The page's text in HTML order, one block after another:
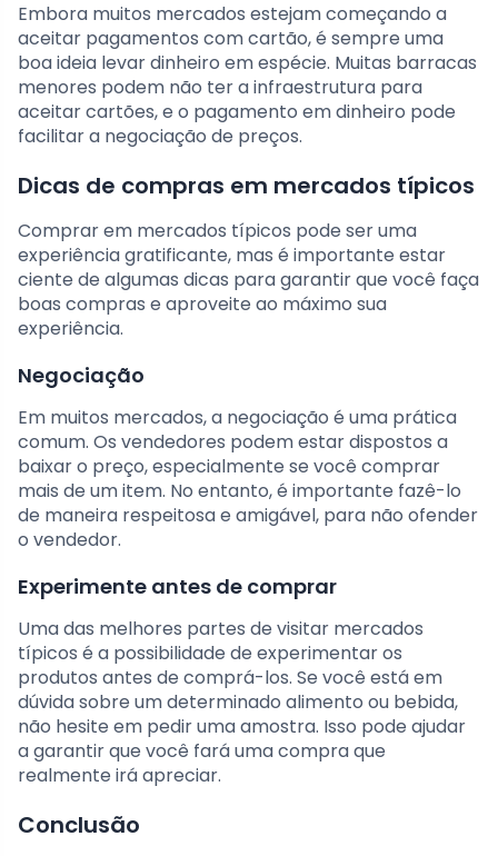
Embora muitos mercados estejam começando a
aceitar pagamentos com cartão, é sempre uma
boa ideia levar dinheiro em espécie. Muitas barracas
menores podem não ter a infraestrutura para
aceitar cartões, e o pagamento em dinheiro pode
facilitar a negociação de preços.
Dicas de compras em mercados típicos
Comprar em mercados típicos pode ser uma
experiência gratificante, mas é importante estar
ciente de algumas dicas para garantir que você faça
boas compras e aproveite ao máximo sua
experiência.
Negociação
Em muitos mercados, a negociação é uma prática
comum. Os vendedores podem estar dispostos a
baixar o preço, especialmente se você comprar
mais de um item. No entanto, é importante fazê-lo
de maneira respeitosa e amigável, para não ofender
o vendedor.
Experimente antes de comprar
Uma das melhores partes de visitar mercados
típicos é a possibilidade de experimentar os
produtos antes de comprá-los. Se você está em
dúvida sobre um determinado alimento ou bebida,
não hesite em pedir uma amostra. Isso pode ajudar
a garantir que você fará uma compra que
realmente irá apreciar.
Conclusão